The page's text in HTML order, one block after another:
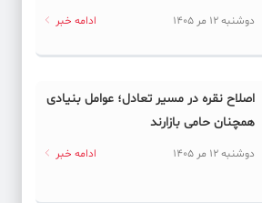
دوشنبه 12 مر 1405 ادامه خبر
اصلاح نقره در مسیر تعادل؛ عوامل بنیادی
همچنان حامی بازارند
دوشنبه 12 مر 1405 ادامه خبر